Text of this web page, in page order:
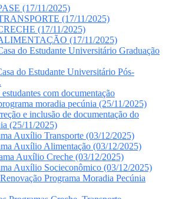
(17/11/2025)
(17/11/2025)
(17/11/2025)
(17/11/2025)
do Estudante Universitário Graduação
do Estudante Universitário Pós-
com documentação
moradia pecúnia (25/11/2025)
e inclusão de documentação do
(25/11/2025)
Auxílio Transporte (03/12/2025)
Auxílio Alimentação (03/12/2025)
Auxílio Creche (03/12/2025)
Auxílio Socieconômico (03/12/2025)
Programa Moradia Pecúnia